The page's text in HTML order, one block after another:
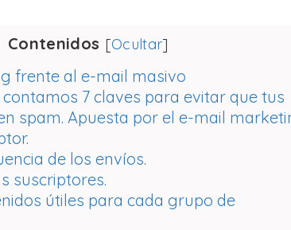
Contenidos [Ocultar]
frente al e-mail masivo
7 claves para evitar que tus
spam. Apuesta por el e-mail
de los envíos.
suscriptores.
útiles para cada grupo de